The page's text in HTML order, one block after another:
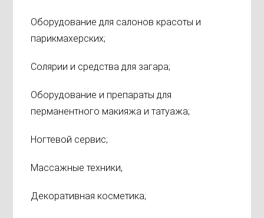
Оборудование для салонов красоты и
парикмахерских;
Солярии и средства для загара;
Оборудование и препараты для
перманентного макияжа и татуажа;
Ногтевой сервис;
Массажные техники,
Декоративная косметика;